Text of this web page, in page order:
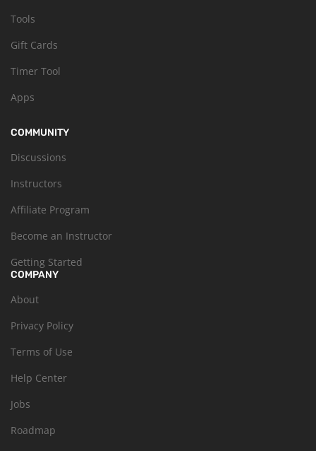
Tools
Gift Cards
Timer Tool
Apps
COMMUNITY
Discussions
Instructors
Affiliate Program
Become an Instructor
Getting Started
COMPANY
About
Privacy Policy
Terms of Use
Help Center
Jobs
Roadmap